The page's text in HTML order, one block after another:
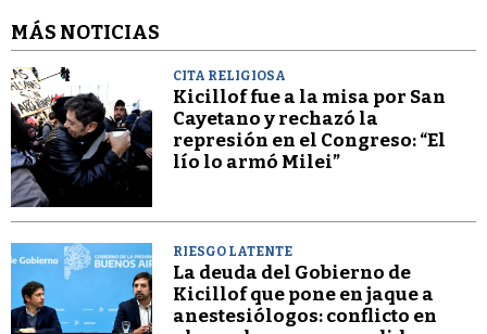
MÁS NOTICIAS
CITA RELIGIOSA
Kicillof fue a la misa por San
Cayetano y rechazó la
represión en el Congreso: “El
lío lo armó Milei”
RIESGO LATENTE
La deuda del Gobierno de
Kicillof que pone en jaque a
anestesiólogos: conflicto en